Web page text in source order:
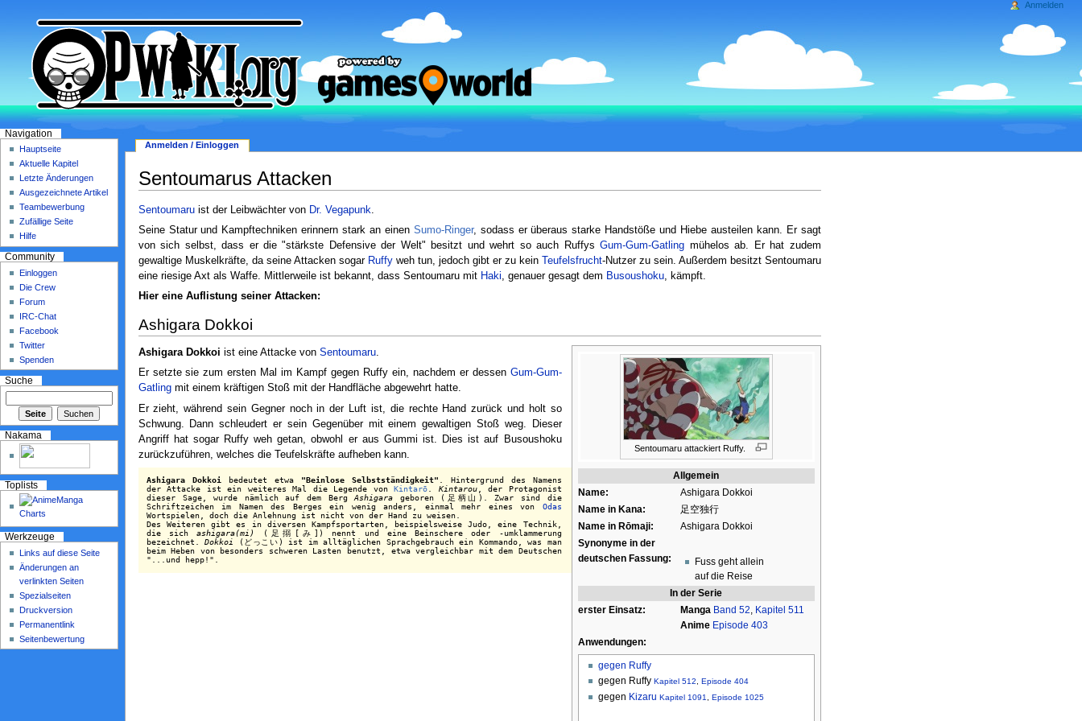
Sentoumarus Attacken
Sentoumaruist der Leibwächter von Dr. Vegapunk
Seine Statur und Kampftechniken erinnern stark an einen Sumo-Ringer, sodass er überaus starke Handstöße und Hiebe austeilen kann. Er sagt
von sich selbst, dass er die "stärkste Defensive der Welt" besitzt und wehrt so auch RuffysGum-Gum-Gatling mühelos ab. Er hat zudem
gewaltige Muskelkräfte, da seine Attacken sogar Ruffyweh tun, jedoch gibt er zu kein Teufelsfrucht-Nutzer zu sein. Außerdem besitzt Sentoumaru
eine riesige Axt als Waffe. Mittlerweile ist bekannt, dass Sentoumaru mit Haki, genauer gesagt dem Busoushoku, kämpft.
Hier eine Auflistung seiner Attacken:
Ashigara Dokkoi
Sentoumaru attackiert Ruffy.
Allgemein
Name:
Ashigara Dokkoi
Name in Kana:
足空独行
Name in Rōmaji:
Ashigara Dokkoi
Synonyme in der
deutschen Fassung:
Fuss geht allein
auf die Reise
In der Serie
erster Einsatz:
Manga Band 52, Kapitel 511
Anime Episode 403
Anwendungen:
gegen Ruffy
gegen Ruffy Kapitel 512 Episode 404
gegen Kizaru Kapitel 1091 Episode 1025
Ashigara Dokkoi ist eine Attacke von Sentoumaru.
Er setzte sie zum ersten Mal im Kampf gegen Ruffy ein, nachdem er dessen Gum-Gum-
Gatlingmit einem kräftigen Stoß mit der Handfläche abgewehrt hatte.
Er zieht, während sein Gegner noch in der Luft ist, die rechte Hand zurück und holt so
Schwung. Dann schleudert er sein Gegenüber mit einem gewaltigen Stoß weg. Dieser
Angriff hat sogar Ruffy weh getan, obwohl er aus Gummi ist. Dies ist auf Busoushoku
zurückzuführen, welches die Teufelskräfte aufheben kann.
Ashigara Dokkoi bedeutet etwa "Beinlose Selbstständigkeit" . Hintergrund des Namens
der Attacke ist ein weiteres Mal die Legende vonKintarō Kintarou, der Protagonist
dieser Sage, wurde nämlich auf dem BergAshigara geboren (足柄山). Zwar sind die
Schriftzeichen im Namen des Berges ein wenig anders, einmal mehr eines von Odas
Wortspielen, doch die Anlehnung ist nicht von der Hand zu weisen.
Des Weiteren gibt es in diversen Kampfsportarten, beispielsweise Judo, eine Technik,
die sichashigara(mi)
(足搦[み]) nennt und eine Beinschere oder -umklammerung
bezeichnet.Dokkoi
(どっこい) ist im alltäglichen Sprachgebrauch ein Kommando, was man
beim Heben von besonders schweren Lasten benutzt, etwa vergleichbar mit dem Deutschen
"...und hepp!".
Anmelden / Einloggen
Anmelden
Navigation
Hauptseite
Aktuelle Kapitel
Letzte Änderungen
Ausgezeichnete Artikel
Teambewerbung
Zufällige Seite
Hilfe
Community
Einloggen
Die Crew
Forum
IRC-Chat
Facebook
Twitter
Spenden
Suche
Nakama
Toplists
Werkzeuge
Links auf diese Seite
Änderungen an
verlinkten Seiten
Spezialseiten
Druckversion
Permanentlink
Seitenbewertung